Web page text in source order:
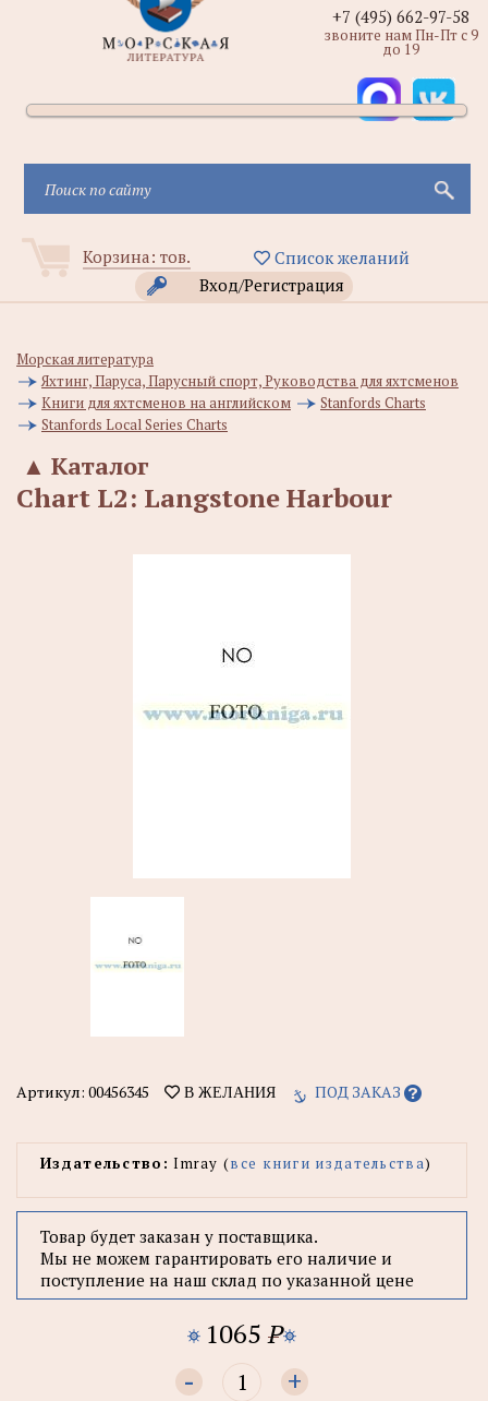
Корзина: тов.
Список желаний
Вход/Регистрация
+7 (495) 662-97-58
звоните нам Пн-Пт с 9
до 19
Морская литература
Яхтинг, Паруса, Парусный спорт, Руководства для яхтсменов
Книги для яхтсменов на английском
Stanfords Charts
Stanfords Local Series Charts
Каталог
▲
Chart L2: Langstone Harbour
Артикул: 00456345 В ЖЕЛАНИЯ ПОД ЗАКАЗ
Издательство: Imray (все книги издательства)
Товар будет заказан у поставщика.
Мы не можем гарантировать его наличие и
поступление на наш склад по указанной цене
1065 P
- +